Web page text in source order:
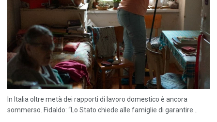
In Italia oltre metà dei rapporti di lavoro domestico è ancora
sommerso. Fidaldo: “Lo Stato chiede alle famiglie di garantire...